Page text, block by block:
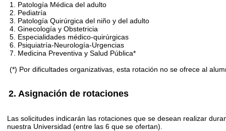
1. Patología Médica del adulto
2. Pediatría
3. Patología Quirúrgica del niño y del adulto
4. Ginecología y Obstetricia
5. Especialidades médico-quirúrgicas
6. Psiquiatría-Neurología-Urgencias
7. Medicina Preventiva y Salud Pública*
(*) Por dificultades organizativas, esta rotación no se ofrece al
2. Asignación de rotaciones
Las solicitudes indicarán las rotaciones que se desean realizar
nuestra Universidad (entre las 6 que se ofertan).